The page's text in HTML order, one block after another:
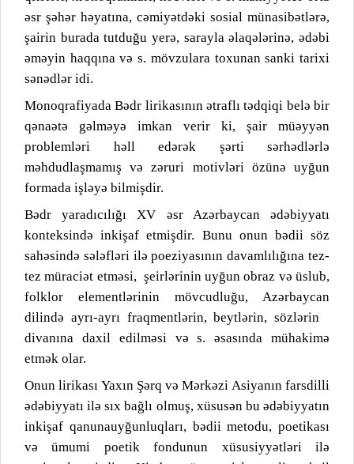
əsr şəhər həyatına, cəmiyətdəki sosial münasibətlərə,
şairin burada tutduğu yerə, sarayla əlaqələrinə, ədəbi
əməyin haqqına və s. mövzulara toxunan sanki tarixi
sənədlər idi.
Monoqrafiyada Bədr lirikasının ətraflı tədqiqi belə bir
qənaətə gəlməyə imkan verir ki, şair müəyyən
problemləri həll edərək şərti sərhədlərlə
məhdudlaşmamış və zəruri motivləri özünə uyğun
formada işləyə bilmişdir.
Bədr yaradıcılığı XV əsr Azərbaycan ədəbiyyatı
konteksində inkişaf etmişdir. Bunu onun bədii söz
sahəsində sələfləri ilə poeziyasının davamlılığına tez-
tez müraciət etməsi, şeirlərinin uyğun obraz və üslub,
folklor elementlərinin mövcudluğu, Azərbaycan
dilində ayrı-ayrı fraqmentlərin, beytlərin, sözlərin
divanına daxil edilməsi və s. əsasında mühakimə
etmək olar.
Onun lirikası Yaxın Şərq və Mərkəzi Asiyanın farsdilli
ədəbiyyatı ilə sıx bağlı olmuş, xüsusən bu ədəbiyyatın
inkişaf qanunauyğunluqları, bədii metodu, poetikası
və ümumi poetik fondunun xüsusiyyətləri ilə